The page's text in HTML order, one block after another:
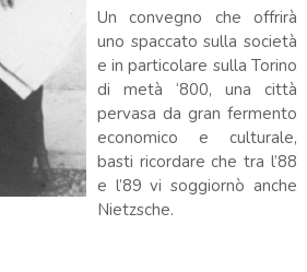
Un convegno che offrirà
uno spaccato sulla società
e in particolare sulla Torino
di metà ‘800, una città
pervasa da gran fermento
economico e culturale,
basti ricordare che tra l’88
e l’89 vi soggiornò anche
Nietzsche.